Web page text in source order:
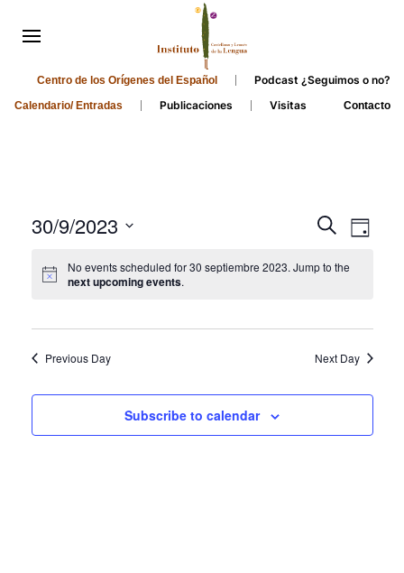
Centro de los Orígenes del Español Podcast ¿Seguimos o no?
Calendario/ Entradas Publicaciones Visitas Contacto
Events
and
Search
Day
30/9/2023
date.
No events scheduled for 30 septiembre 2023. Jump to the
next upcoming events.
Previous Day Next Day
Subscribe to calendar